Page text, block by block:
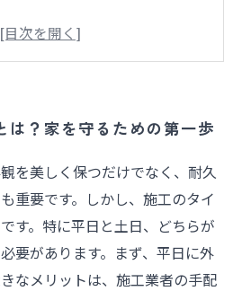
行うなら？事前に知っておく
らのスケジュールが最適か徹
装を実現するためのタイミン
は？家を守るための第一歩
を美しく保つだけでなく、耐久
重要です。しかし、施工のタイ
す。特に平日と土日、どちらが
要があります。まず、平日に外
なメリットは、施工業者の手配